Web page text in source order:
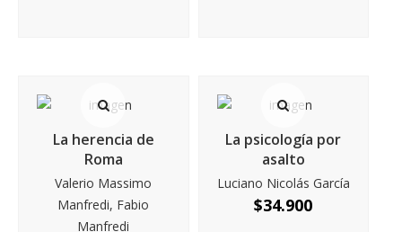
La herencia de
Roma
Valerio Massimo
Manfredi, Fabio
Manfredi
La psicología por
asalto
Luciano Nicolás García
$34.900